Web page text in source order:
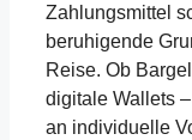
Zahlungsmittel
beruhigende
Reise. Ob
digitale Wallets
an individuelle